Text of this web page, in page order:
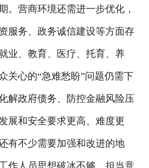
。营商环境还需进一步优化，
服务、政务诚信建设等方面存
业、教育、医疗、托育、养
关心的“急难愁盼”问题仍需下
解政府债务、防控金融风险压
展和安全要求更高、难度更
有不少需要加强和改进的地
作人员思想破冰不够、担当意